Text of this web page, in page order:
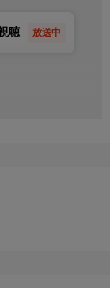
聴 放送中